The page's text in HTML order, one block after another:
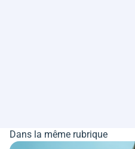
Dans la même rubrique